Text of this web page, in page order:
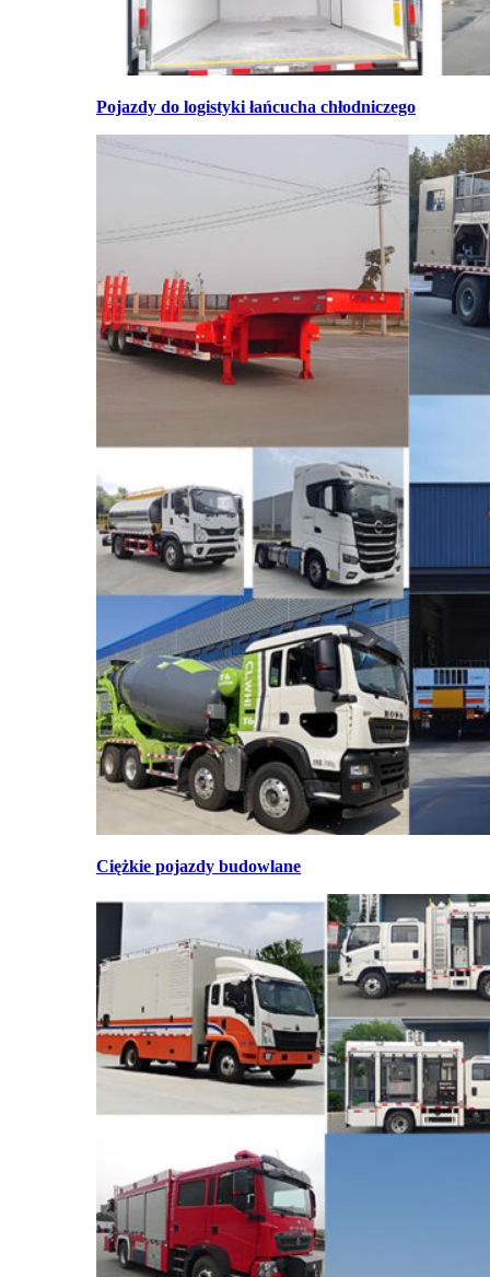
Pojazdy do logistyki łańcucha chłodniczego
Ciężkie pojazdy budowlane